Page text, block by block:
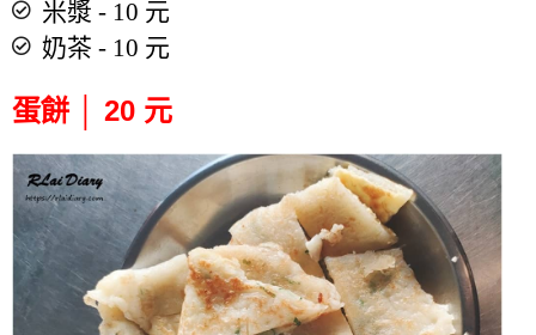
米漿 - 10 元
奶茶 - 10 元
蛋餅 │ 20 元